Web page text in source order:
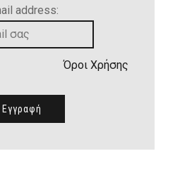
address:
Όροι Χρήσης